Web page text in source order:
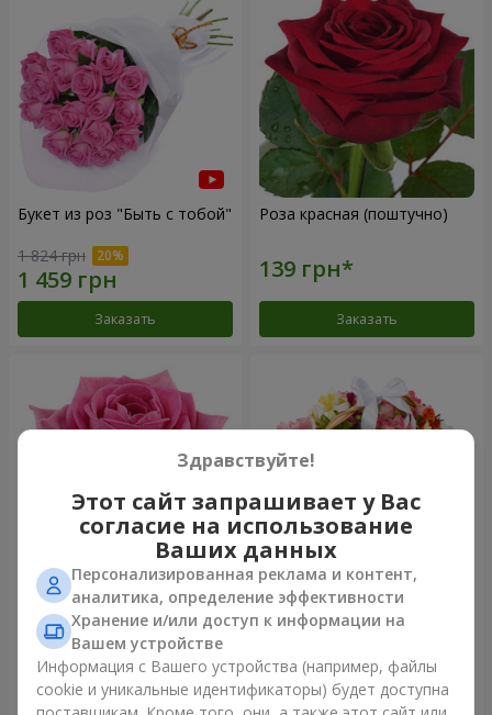
Букет из роз "Быть с тобой"
1 824 грн
Заказать
Роза красная (поштучно)
Заказать
Роза розовая (поштучно)
Заказать
Корзина альстромерий
"Акварель"
Заказать
Здравствуйте!
Этот сайт запрашивает у Вас
согласие на использование
Ваших данных
Персонализированная реклама и контент,
аналитика, определение эффективности
Хранение и/или доступ к информации на
Вашем устройстве
Информация с Вашего устройства (например, файлы
cookie и уникальные идентификаторы) будет доступна